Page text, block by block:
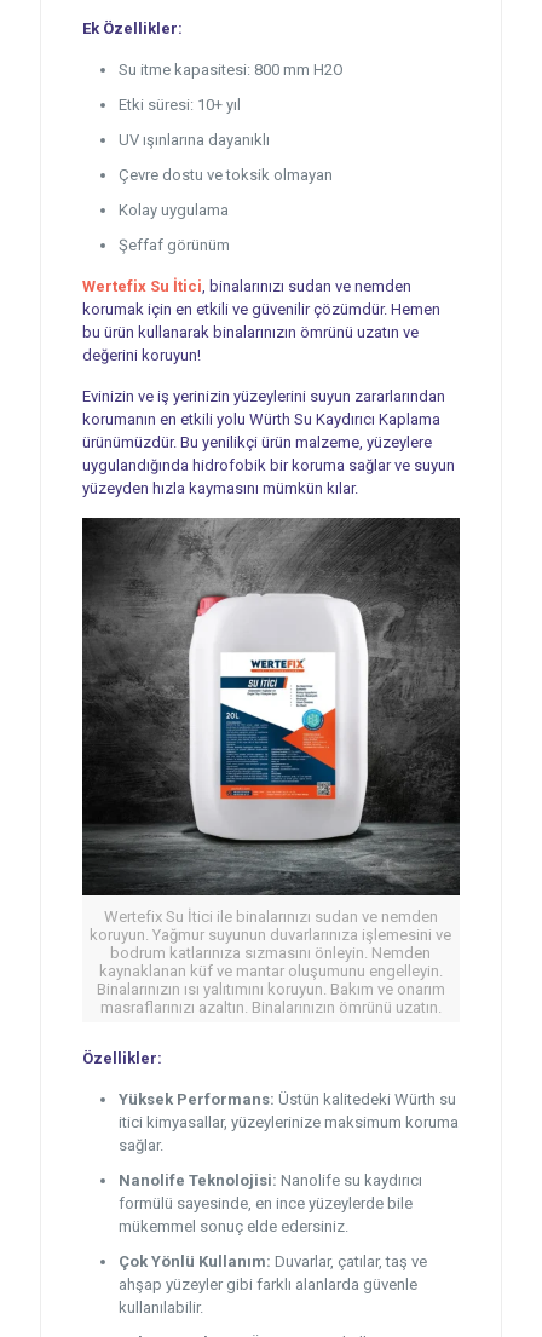
Ek Özellikler:
Su itme kapasitesi: 800 mm H2O
Etki süresi: 10+ yıl
UV ışınlarına dayanıklı
Çevre dostu ve toksik olmayan
Kolay uygulama
Şeffaf görünüm
Wertefix Su İtici , binalarınızı sudan ve nemden
korumak için en etkili ve güvenilir çözümdür. Hemen
bu ürün kullanarak binalarınızın ömrünü uzatın ve
değerini koruyun!
Evinizin ve iş yerinizin yüzeylerini suyun zararlarından
korumanın en etkili yolu Würth Su Kaydırıcı Kaplama
ürünümüzdür. Bu yenilikçi ürün malzeme, yüzeylere
uygulandığında hidrofobik bir koruma sağlar ve suyun
yüzeyden hızla kaymasını mümkün kılar.
Wertefix Su İtici ile binalarınızı sudan ve nemden
koruyun. Yağmur suyunun duvarlarınıza işlemesini ve
bodrum katlarınıza sızmasını önleyin. Nemden
kaynaklanan küf ve mantar oluşumunu engelleyin.
Binalarınızın ısı yalıtımını koruyun. Bakım ve onarım
masraflarınızı azaltın. Binalarınızın ömrünü uzatın.
Özellikler:
Yüksek Performans: Üstün kalitedeki Würth su
itici kimyasallar, yüzeylerinize maksimum koruma
sağlar.
Nanolife Teknolojisi: Nanolife su kaydırıcı
formülü sayesinde, en ince yüzeylerde bile
mükemmel sonuç elde edersiniz.
Çok Yönlü Kullanım: Duvarlar, çatılar, taş ve
ahşap yüzeyler gibi farklı alanlarda güvenle
kullanılabilir.